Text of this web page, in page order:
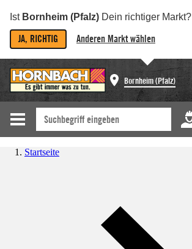
Ist Bornheim (Pfalz) Dein richtiger Markt?
JA, RICHTIG Anderen Markt wählen
Bornheim (Pfalz)
Startseite